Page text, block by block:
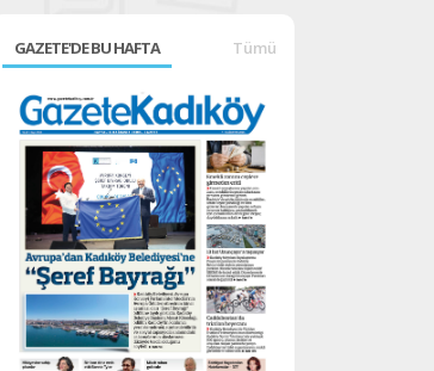
GAZETE'DE BU HAFTA Tümü